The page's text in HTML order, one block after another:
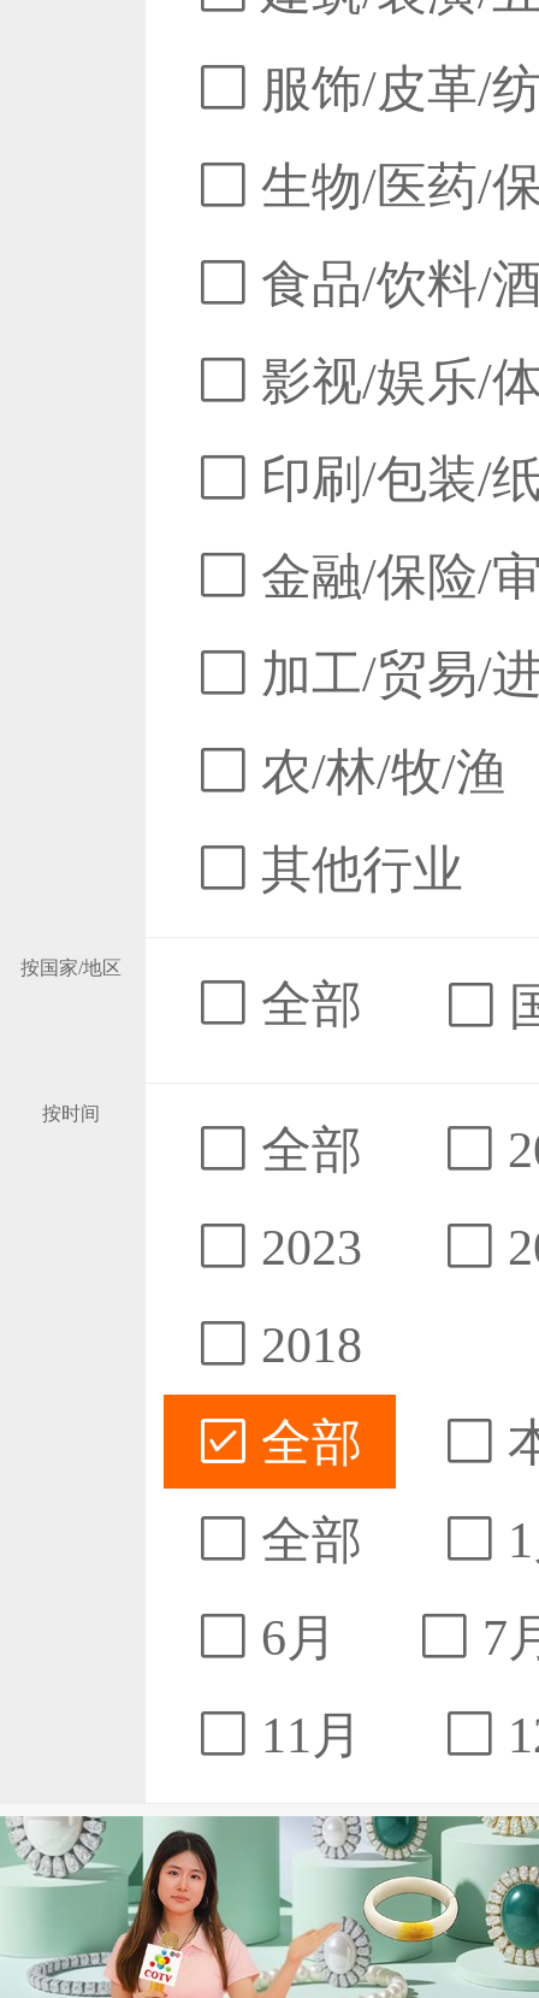
服饰/皮革/
生物/医药/
食品/饮料/
影视/娱乐/
印刷/包装/
金融/保险/
加工/贸易/
农/林/牧/渔
其他行业
按国家/地区
全部
按时间
全部
2023
2018
全部
全部
6月
7
11月